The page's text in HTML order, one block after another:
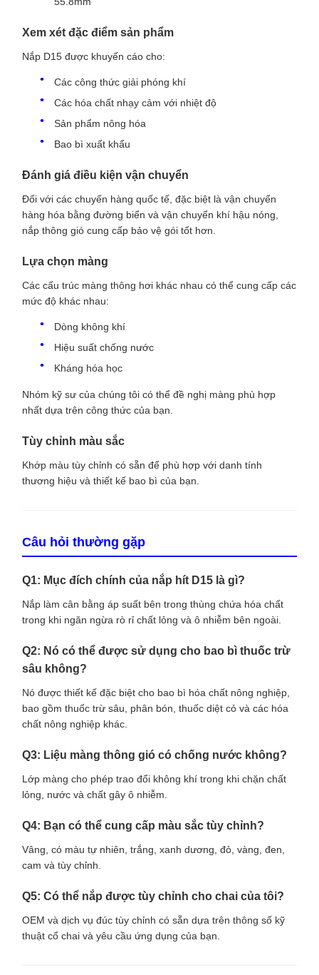
Xem xét đặc điểm sản phẩm
Nắp D15 được khuyến cáo cho:
Các công thức giải phóng khí
Các hóa chất nhạy cảm với nhiệt độ
Sản phẩm nông hóa
Bao bì xuất khẩu
Đánh giá điều kiện vận chuyển
Đối với các chuyến hàng quốc tế, đặc biệt là vận chuyển
hàng hóa bằng đường biển và vận chuyển khí hậu nóng,
nắp thông gió cung cấp bảo vệ gói tốt hơn.
Lựa chọn màng
Các cấu trúc màng thông hơi khác nhau có thể cung cấp các
mức độ khác nhau:
Dòng không khí
Hiệu suất chống nước
Kháng hóa học
Nhóm kỹ sư của chúng tôi có thể đề nghị màng phù hợp
nhất dựa trên công thức của bạn.
Tùy chỉnh màu sắc
Khớp màu tùy chỉnh có sẵn để phù hợp với danh tính
thương hiệu và thiết kế bao bì của bạn.
Câu hỏi thường gặp
Q1: Mục đích chính của nắp hít D15 là gì?
Nắp làm cân bằng áp suất bên trong thùng chứa hóa chất
trong khi ngăn ngừa rò rỉ chất lỏng và ô nhiễm bên ngoài.
Q2: Nó có thể được sử dụng cho bao bì thuốc trừ
sâu không?
Nó được thiết kế đặc biệt cho bao bì hóa chất nông nghiệp,
bao gồm thuốc trừ sâu, phân bón, thuốc diệt cỏ và các hóa
chất nông nghiệp khác.
Q3: Liệu màng thông gió có chống nước không?
Lớp màng cho phép trao đổi không khí trong khi chặn chất
lỏng, nước và chất gây ô nhiễm.
Q4: Bạn có thể cung cấp màu sắc tùy chỉnh?
Vâng, có màu tự nhiên, trắng, xanh dương, đỏ, vàng, đen,
cam và tùy chỉnh.
Q5: Có thể nắp được tùy chỉnh cho chai của tôi?
OEM và dịch vụ đúc tùy chỉnh có sẵn dựa trên thông số kỹ
thuật cổ chai và yêu cầu ứng dụng của bạn.